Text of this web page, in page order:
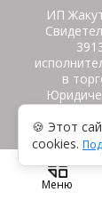
ИП
в
Меню
🍪 Этот
cookies.